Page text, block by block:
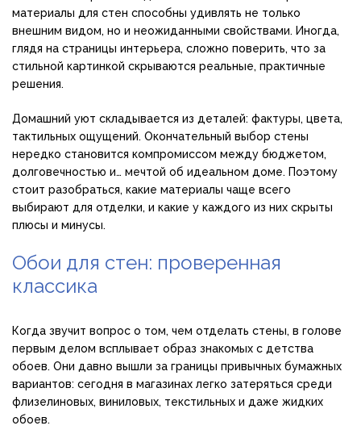
материалы для стен способны удивлять не только
внешним видом, но и неожиданными свойствами. Иногда,
глядя на страницы интерьера, сложно поверить, что за
стильной картинкой скрываются реальные, практичные
решения.
Домашний уют складывается из деталей: фактуры, цвета,
тактильных ощущений. Окончательный выбор стены
нередко становится компромиссом между бюджетом,
долговечностью и… мечтой об идеальном доме. Поэтому
стоит разобраться, какие материалы чаще всего
выбирают для отделки, и какие у каждого из них скрыты
плюсы и минусы.
Обои для стен: проверенная
классика
Когда звучит вопрос о том, чем отделать стены, в голове
первым делом всплывает образ знакомых с детства
обоев. Они давно вышли за границы привычных бумажных
вариантов: сегодня в магазинах легко затеряться среди
флизелиновых, виниловых, текстильных и даже жидких
обоев.